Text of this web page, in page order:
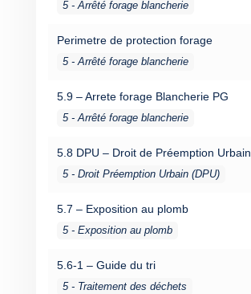
5 - Arrêté forage blancherie
Perimetre de protection forage
5 - Arrêté forage blancherie
5.9 – Arrete forage Blancherie PG
5 - Arrêté forage blancherie
5.8 DPU – Droit de Préemption Urbain
5 - Droit Préemption Urbain (DPU)
5.7 – Exposition au plomb
5 - Exposition au plomb
5.6-1 – Guide du tri
5 - Traitement des déchets